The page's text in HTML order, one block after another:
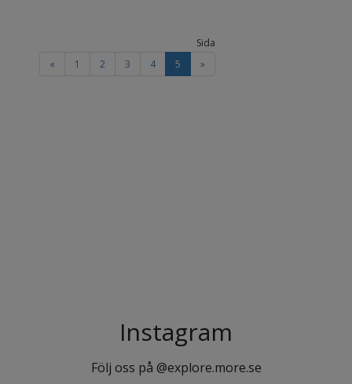
Sida
«
1 2 3 4 5 »
Instagram
Följ oss på @explore.more.se